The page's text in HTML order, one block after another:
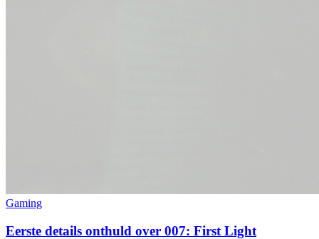
Gaming
Eerste details onthuld over 007: First Light